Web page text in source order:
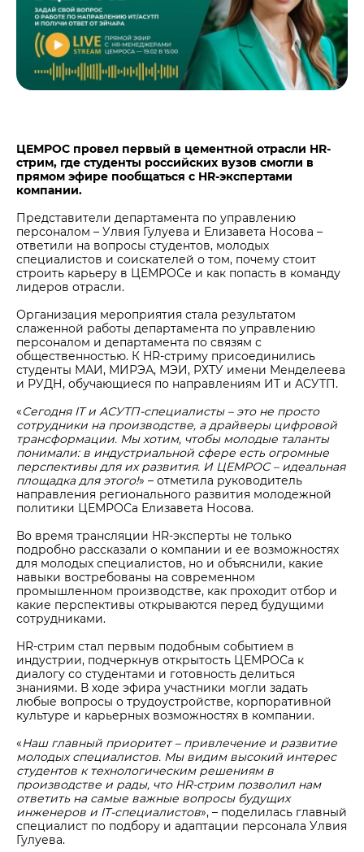
ЦЕМРОС провел первый в цементной отрасли HR-
стрим, где студенты российских вузов смогли в
прямом эфире пообщаться с HR-экспертами
компании.
Представители департамента по управлению
персоналом – Улвия Гулуева и Елизавета Носова –
ответили на вопросы студентов, молодых
специалистов и соискателей о том, почему стоит
строить карьеру в ЦЕМРОСе и как попасть в команду
лидеров отрасли.
Организация мероприятия стала результатом
слаженной работы департамента по управлению
персоналом и департамента по связям с
общественностью. К HR-стриму присоединились
студенты МАИ, МИРЭА, МЭИ, РХТУ имени Менделеева
и РУДН, обучающиеся по направлениям ИТ и АСУТП.
«Сегодня IT и АСУТП-специалисты – это не просто
сотрудники на производстве, а драйверы цифровой
трансформации. Мы хотим, чтобы молодые таланты
понимали: в индустриальной сфере есть огромные
перспективы для их развития. И ЦЕМРОС – идеальная
площадка для этого!» – отметила руководитель
направления регионального развития молодежной
политики ЦЕМРОСа Елизавета Носова.
Во время трансляции HR-эксперты не только
подробно рассказали о компании и ее возможностях
для молодых специалистов, но и объяснили, какие
навыки востребованы на современном
промышленном производстве, как проходит отбор и
какие перспективы открываются перед будущими
сотрудниками.
HR-стрим стал первым подобным событием в
индустрии, подчеркнув открытость ЦЕМРОСа к
диалогу со студентами и готовность делиться
знаниями. В ходе эфира участники могли задать
любые вопросы о трудоустройстве, корпоративной
культуре и карьерных возможностях в компании.
«Наш главный приоритет – привлечение и развитие
молодых специалистов. Мы видим высокий интерес
студентов к технологическим решениям в
производстве и рады, что HR-стрим позволил нам
ответить на самые важные вопросы будущих
инженеров и IT-специалистов», – поделилась главный
специалист по подбору и адаптации персонала Улвия
Гулуева.
Центры дистрибуции
Реализация ТМЦ и непрофильных активов
Политика в области закупок
В помощь поставщику
Не только цемент
Люди ЦЕМРОСа
Технологии и тренды
Издание для клиентов
Медиабанк
Пресса о нас
Контакты
Контакты
Контакты для СМИ
Служба доверия